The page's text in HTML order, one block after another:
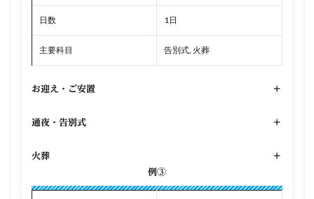
日数 1日
主要科目 告別式, 火葬
お迎え・ご安置 +
通夜・告別式 +
火葬
+
例③